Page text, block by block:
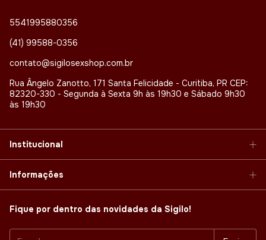
5541995880356
(41) 99588-0356
contato@sigilosexshop.com.br
Rua Ângelo Zanotto, 171 Santa Felicidade - Curitiba, PR CEP:
82320-330 - Segunda à Sexta 9h às 19h30 e Sábado 9h30
às 19h30
Institucional
Informações
Fique por dentro das novidades da Sigilo!